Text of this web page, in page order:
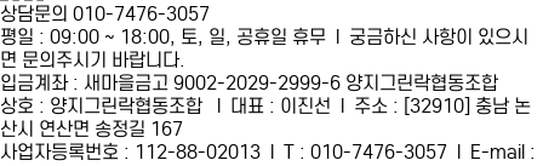
상담문의 010-7476-3057
평일 : 09:00 ~ 18:00, 토, 일, 공휴일 휴무 l 궁금하신 사항이 있으시
면 문의주시기 바랍니다.
입금계좌 : 새마을금고 9002-2029-2999-6 양지그린락협동조합
상호 : 양지그린락협동조합 l 대표 : 이진선 l 주소 : [32910] 충남 논
산시 연산면 송정길 167
사업자등록번호 : 112-88-02013 l T : 010-7476-3057 l E-mail :